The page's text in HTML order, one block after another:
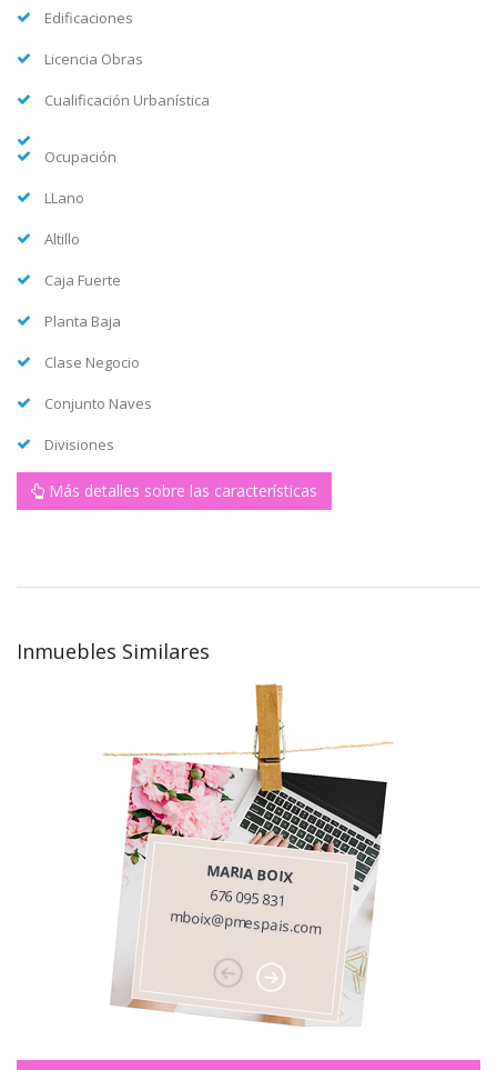
Edificaciones
Licencia Obras
Cualificación Urbanística
Ocupación
LLano
Altillo
Caja Fuerte
Planta Baja
Clase Negocio
Conjunto Naves
Divisiones
Más detalles sobre las características
Inmuebles Similares
MARIA BOIX
676 095 831
mboix@pmespais.com